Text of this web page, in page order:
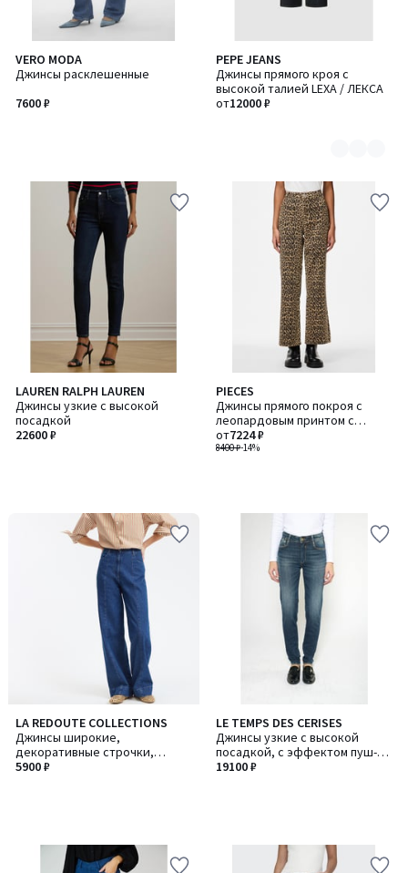
VERO MODA
Джинсы расклешенные
7600 ₽
PEPE JEANS
Джинсы прямого кроя с
высокой талией LEXA / ЛЕКСА
от12000 ₽
Количество
цветов:
2
LAUREN RALPH LAUREN
Джинсы узкие с высокой
посадкой
22600 ₽
PIECES
Джинсы прямого покроя с
леопардовым принтом с
высокой посадкой
8400 ₽-14%
от7224 ₽
LA REDOUTE COLLECTIONS
Джинсы широкие,
декоративные строчки,
высокая талия
5900 ₽
LE TEMPS DES CERISES
Джинсы узкие с высокой
посадкой, с эффектом пуш-ап
PULP / ПАЛП
19100 ₽